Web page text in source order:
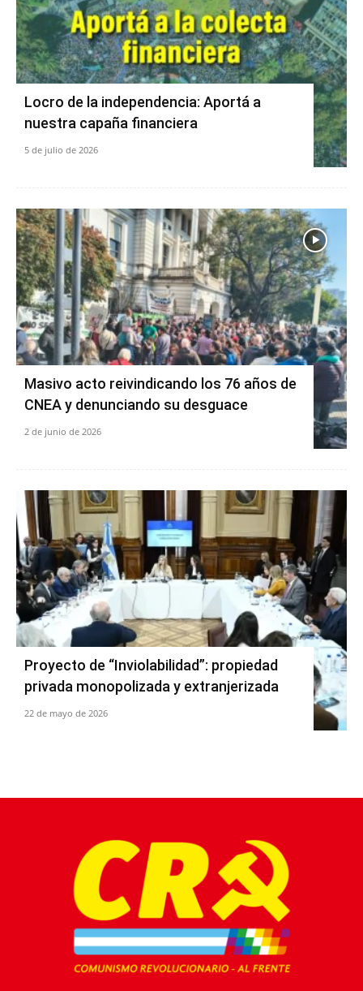
Locro de la independencia: Aportá a
nuestra capaña financiera
5 de julio de 2026
Masivo acto reivindicando los 76 años de
CNEA y denunciando su desguace
2 de junio de 2026
Proyecto de “Inviolabilidad”: propiedad
privada monopolizada y extranjerizada
22 de mayo de 2026